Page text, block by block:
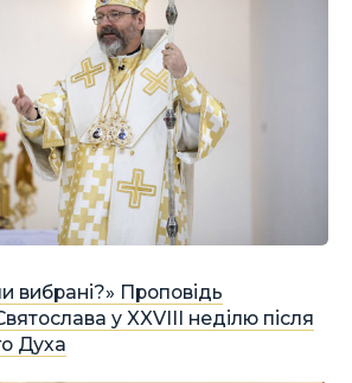
вибрані?» Проповідь
у XXVIII неділю після
Духа